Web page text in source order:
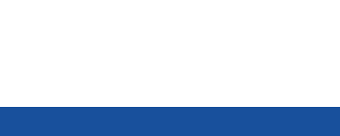
boletin electronico